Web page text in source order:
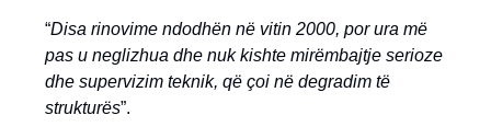
“Disa rinovime ndodhën në vitin 2000, por ura më
pas u neglizhua dhe nuk kishte mirëmbajtje serioze
dhe supervizim teknik, që çoi në degradim të
strukturës”.